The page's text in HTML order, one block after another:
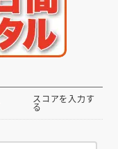
スコアを入力す
る